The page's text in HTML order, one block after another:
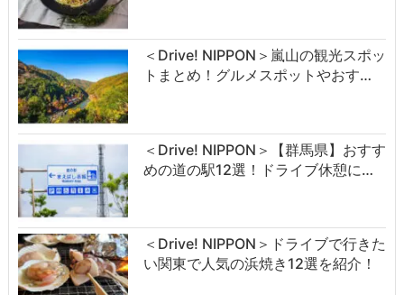
＜Drive! NIPPON＞嵐山の観光スポッ
トまとめ！グルメスポットやおす…
＜Drive! NIPPON＞【群馬県】おすす
めの道の駅12選！ドライブ休憩に…
＜Drive! NIPPON＞ドライブで行きた
い関東で人気の浜焼き12選を紹介！